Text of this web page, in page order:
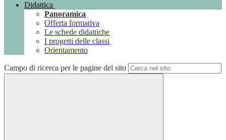
Didattica
Panoramica
Offerta formativa
Le schede didattiche
I progetti delle classi
Orientamento
Campo di ricerca per le pagine del sito